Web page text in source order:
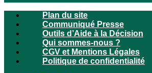
Plan du site
Communiqué Presse
Outils d’Aide à la Décision
Qui sommes-nous ?
CGV et Mentions Légales
Politique de confidentialité